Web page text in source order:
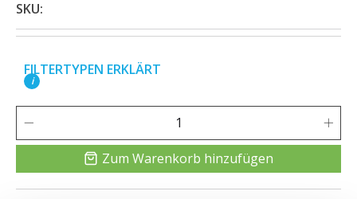
SKU:
FILTERTYPEN ERKLÄRT
i
Zum Warenkorb hinzufügen